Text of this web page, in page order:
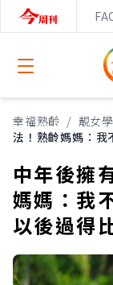
Open menu
幸福熟齡 / 靚女學
法！熟齡媽媽：我
中年後擁
媽媽：我
以後過得